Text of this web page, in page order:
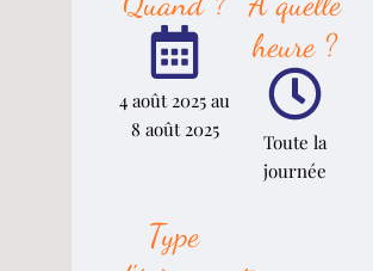
4 août 2025 au
8 août 2025
heure ?
Toute la
journée
Type